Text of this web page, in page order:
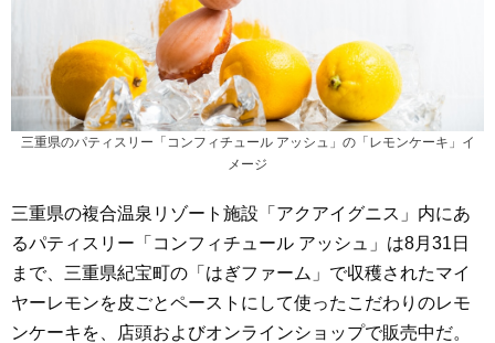
三重県のパティスリー「コンフィチュール アッシュ」の「レモンケーキ」イ
メージ
三重県の複合温泉リゾート施設「アクアイグニス」内にあ
るパティスリー「コンフィチュール アッシュ」は8月31日
まで、三重県紀宝町の「はぎファーム」で収穫されたマイ
ヤーレモンを皮ごとペーストにして使ったこだわりのレモ
ンケーキを、店頭およびオンラインショップで販売中だ。